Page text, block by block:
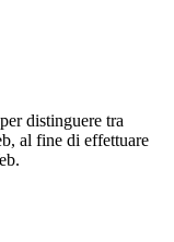
distinguere tra
al fine di effettuare